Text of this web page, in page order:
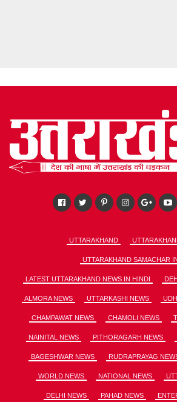
UTTARAKHAND
UTTARAKHAND SAMACHAR
LATEST UTTARAKHAND NEWS IN HINDI
ALMORA NEWS UTTARKASHI NEWS
CHAMPAWAT NEWS CHAMOLI NEWS
NAINITAL NEWS PITHORAGARH NEWS
BAGESHWAR NEWS RUDRAPRAYAG
WORLD NEWS NATIONAL NEWS
DELHI NEWS PAHAD NEWS